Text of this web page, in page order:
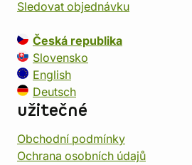
Sledovat objednávku
Česká republika
Slovensko
English
Deutsch
užitečné
Obchodní podmínky
Ochrana osobních údajů